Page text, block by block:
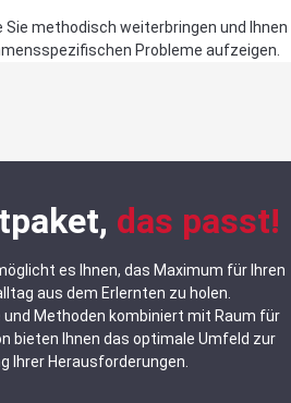
methodisch weiterbringen und Ihnen
Probleme aufzeigen.
das passt!
es Ihnen, das Maximum für Ihren
aus dem Erlernten zu holen.
Methoden kombiniert mit Raum für
bieten Ihnen das optimale Umfeld zur
Ihrer Herausforderungen.